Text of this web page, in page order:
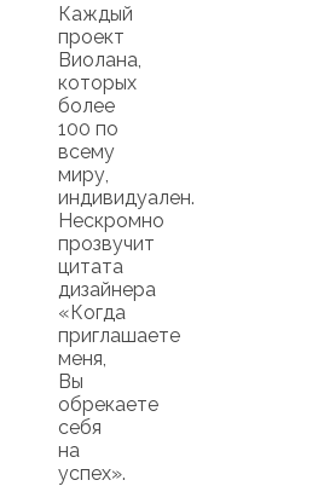
Каждый
проект
Виолана,
которых
более
100 по
всему
миру,
индивидуален.
Нескромно
прозвучит
цитата
дизайнера
«Когда
приглашаете
меня,
Вы
обрекаете
себя
на
успех».